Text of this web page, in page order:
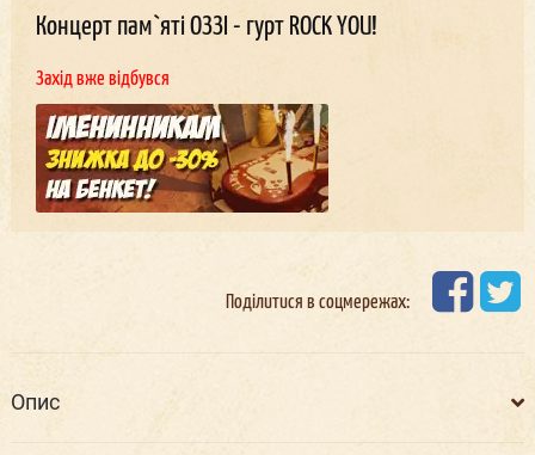
Концерт пам`яті ОЗЗІ - гурт ROCK YOU!
Захід вже відбувся
Поділитися в соцмережах:
Опис